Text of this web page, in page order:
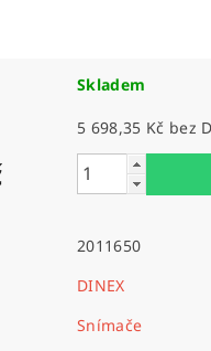
Skladem
5 698,35 Kč
2011650
DINEX
Snímače